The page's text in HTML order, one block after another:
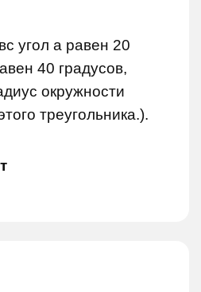
угол а равен 20
40 градусов,
окружности
треугольника.).